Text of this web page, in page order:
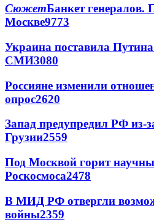
СюжетБанкет генералов.
Москве9773
Украина поставила
СМИ3080
Россияне изменили
опрос2620
Запад предупредил РФ из-
Грузии2559
Под Москвой горит
Роскосмоса2478
В МИД РФ отвергли
войны2359